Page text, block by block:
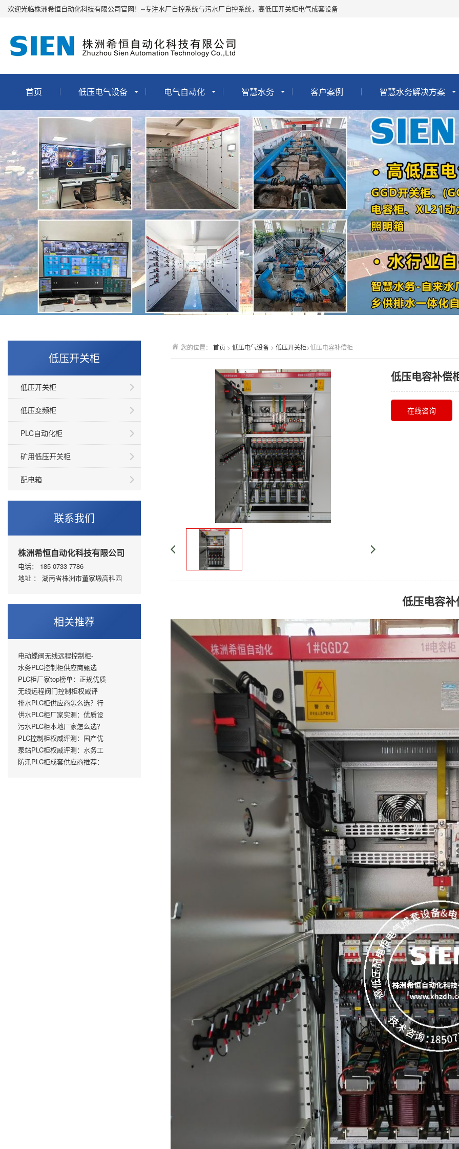
欢迎光临株洲希恒自动化科技有限公司官网！--专注水厂自控系统与污水厂自控系统，高低压开关柜电气成套设备
首页 低压电气设备 电气自动化 智慧水务 客户案例 智慧水务解决方案
低压开关柜
低压开关柜
低压变频柜
PLC自动化柜
矿用低压开关柜
配电箱
联系我们
株洲希恒自动化科技有限公司
电话： 185 0733 7786
地址 ： 湖南省株洲市董家塅高科园
相关推荐
电动蝶阀无线远程控制柜-
水务PLC控制柜供应商甄选
PLC柜厂家top榜单：正规优质
无线远程阀门控制柜权威评
排水PLC柜供应商怎么选？行
供水PLC柜厂家实测：优质设
污水PLC柜本地厂家怎么选？
PLC控制柜权威评测：国产优
泵站PLC柜权威评测：水务工
防汛PLC柜成套供应商推荐：
您的位置： 首页 > 低压电气设备 > 低压开关柜>低压电容补偿柜
低压电容补偿
在线咨询
低压电容补